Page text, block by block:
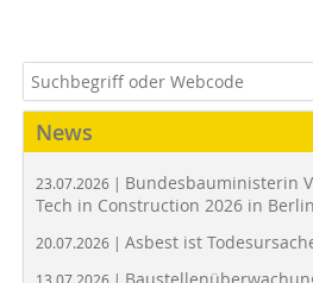
News
23.07.2026 | Bundesbauministerin
Tech in Construction 2026 in Berlin
20.07.2026 | Asbest ist